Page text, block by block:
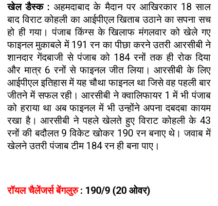
खेल डैस्क :अहमदाबाद के मैदान पर आखिरकार 18 साल
बाद विराट कोहली का आईपीएल खिताब उठाने का सपना सच
हो ही गया। पंजाब किंग्स के खिलाफ मंगलवार को खेले गए
फाइनल मुकाबले में 191 रन का पीछा करने उतरी आरसीबी ने
शानदार गेंदबाजी से पंजाब को 184 रनों तक ही रोक दिया
और मात्र 6 रनों से फाइनल जीत लिया। आरसीबी के लिए
आईपीएल इतिहास में यह चौथा फाइनल था जिसे वह पहली बार
जीतने में सफल रही। आरसीबी ने क्वालिफायर 1 में भी पंजाब
को हराया था अब फाइनल में भी उन्होंने अपना दबदबा कायम
रखा है। आरसीबी ने पहले खेलते हुए विराट कोहली के 43
रनों की बदौलत 9 विकेट खोकर 190 रन बनाए थे। जवाब में
खेलने उतरी पंजाब टीम 184 रन ही बना पाए।
रॉयल चैलेंजर्स बेंगलुरु: 190/9 (20 ओवर)